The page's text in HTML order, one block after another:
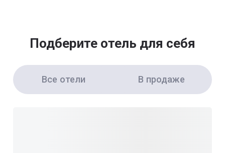
Подберите отель для себя
Все отели В продаже